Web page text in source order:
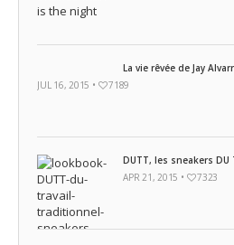
La vie rêvée de Jay
JUL 16, 2015 •
7189
DUTT, les sneakers DU
APR 21, 2015 •
7323